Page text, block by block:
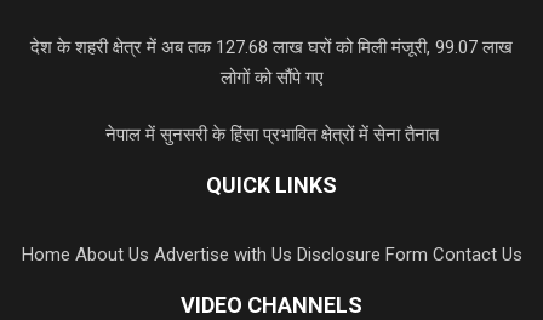
देश के शहरी क्षेत्र में अब तक 127.68 लाख घरों को मिली मंजूरी, 99.07 लाख
लोगों को सौंपे गए
नेपाल में सुनसरी के हिंसा प्रभावित क्षेत्रों में सेना तैनात
QUICK LINKS
Home About Us Advertise with Us Disclosure Form Contact Us
VIDEO CHANNELS